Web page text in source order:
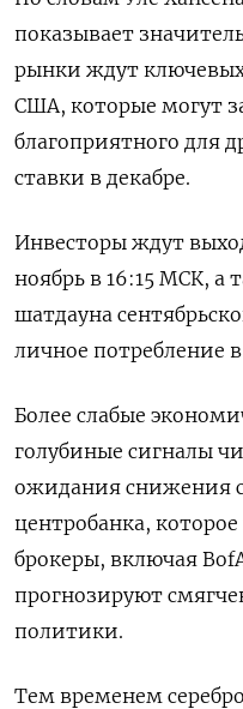
показывает
рынки ждут
США, которые могут
благоприятного для
ставки в декабре.
Инвесторы ждут
ноябрь в 16:15 МСК, а
шатдауна
личное потребление
Более слабые
голубиные сигналы
ожидания снижения
центробанка,
брокеры, включая
прогнозируют
политики.
Тем временем